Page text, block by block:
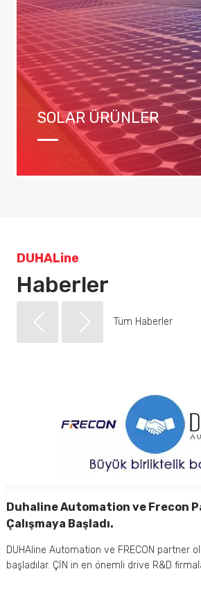
SOLAR ÜRÜNLER
DUHALine
Haberler
Tüm Haberler
Duhaline Automation ve Frecon
Çalışmaya Başladı.
DUHAline Automation ve FRECON partner
başladılar. ÇİN in en önemli drive R&D